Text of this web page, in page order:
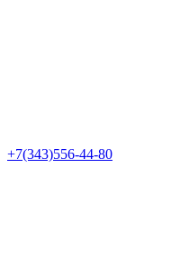
+7(343)556-44-80